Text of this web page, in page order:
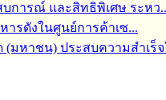
บการณ์ และสิทธิพิเศษ ระหว
ารดังในศูนย์การค้าเซ...
มหาชน) ประสบความสำเร็จ